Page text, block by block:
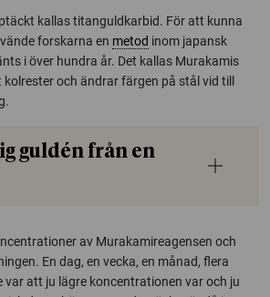
kallas titanguldkarbid. För att kunna
forskarna en metod inom japansk
i över hundra år. Det kallas Murakamis
och ändrar färgen på stål vid till
guldén från en
av Murakamireagensen och
En dag, en vecka, en månad, flera
var att ju lägre koncentrationen var och ju